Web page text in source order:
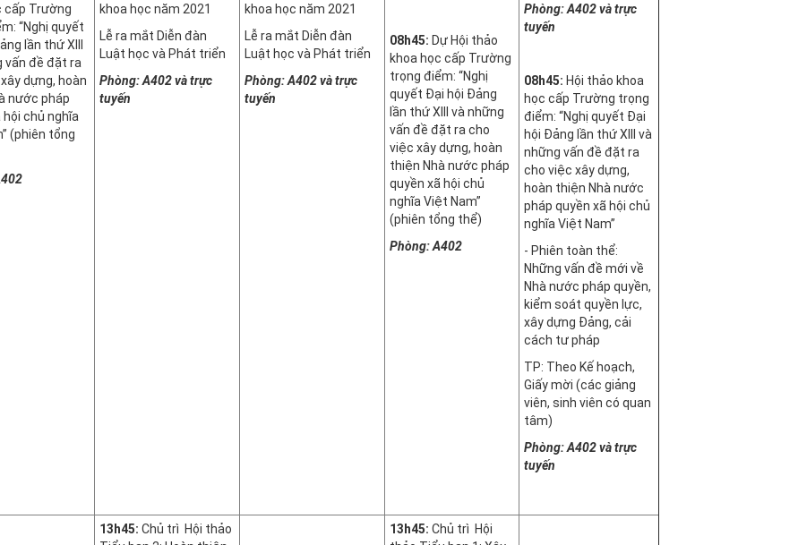
cấp Trường
“Nghị quyết
lần thứ XIII
vấn đề đặt ra
dựng, hoàn
nước pháp
hội chủ nghĩa
(phiên tổng
khoa học năm 2021
Lễ ra mắt Diễn đàn
Luật học và Phát triển
Phòng: A402và trực
tuyến
khoa học năm 2021
Lễ ra mắt Diễn đàn
Luật học và Phát triển
Phòng: A402và trực
tuyến
08h45: Dự Hội thảo
khoa học cấp Trường
trọng điểm: “Nghị
quyết Đại hội Đảng
lần thứ XIII và những
vấn đề đặt ra cho
việc xây dựng, hoàn
thiện Nhà nước pháp
quyền xã hội chủ
nghĩa Việt Nam”
(phiên tổng thể)
Phòng: A402
Phòng: A402và trực
tuyến
08h45: Hội thảo khoa
học cấp Trường trọng
điểm: “Nghị quyết Đại
hội Đảng lần thứ XIII và
những vấn đề đặt ra
cho việc xây dựng,
hoàn thiện Nhà nước
pháp quyền xã hội chủ
nghĩa Việt Nam”
- Phiên toàn thể:
Những vấn đề mới về
Nhà nước pháp quyền,
kiểm soát quyền lực,
xây dựng Đảng, cải
cách tư pháp
TP: Theo Kế hoạch,
Giấy mời (các giảng
viên, sinh viên có quan
tâm)
Phòng: A402và trực
tuyến
13h45: Chủ trì Hội thảo
13h45: Chủ trì Hội